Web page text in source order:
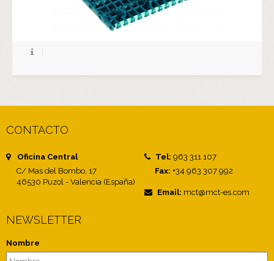
CONTACTO
Oficina Central
C/ Mas del Bombo, 17
46530 Puzol - Valencia (España)
Tel: 963 311 107
Fax: +34 963 307 992
Email: mct@mct-es.com
NEWSLETTER
Nombre